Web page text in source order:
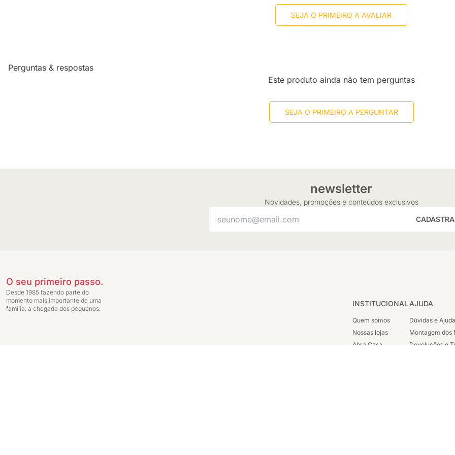
SEJA O PRIMEIRO A AVALIAR
Perguntas & respostas
Este produto ainda não tem perguntas
SEJA O PRIMEIRO A PERGUNTAR
newsletter
Novidades, promoções e conteúdos exclusivos
O seu primeiro passo.
Desde 1985 fazendo parte do
momento mais importante de uma
família: a chegada dos pequenos.
INSTITUCIONAL
Quem somos
Nossas lojas
Abra Casa
AJUDA
Dúvidas e
Montagem dos
Devoluções e